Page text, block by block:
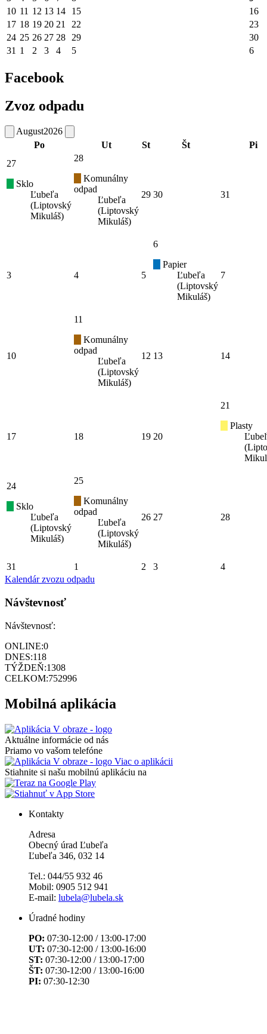
10 11 12 13 14 15
16
17 18 19 20 21 22
23
24 25 26 27 28 29
30
31 1 2 3 4 5 6
Facebook
Zvoz odpadu
August2026
Po
Ut St Št
Pi
27
Sklo
Ľubeľa
(Liptovský
Mikuláš)
28
Komunálny
odpad
Ľubeľa
(Liptovský
Mikuláš)
29 30 31
3 4 5
6
Papier
Ľubeľa
(Liptovský
Mikuláš)
7
10
11
Komunálny
odpad
Ľubeľa
(Liptovský
Mikuláš)
12 13 14
17 18 19 20
21
Plasty
24
Sklo
Ľubeľa
(Liptovský
Mikuláš)
25
Komunálny
odpad
Ľubeľa
(Liptovský
Mikuláš)
26 27 28
31 1 2 3
4
Kalendár zvozu odpadu
Návštevnosť
Návštevnosť:
ONLINE:0
DNES:118
TÝŽDEŇ:1308
CELKOM:752996
Mobilná aplikácia
Aktuálne informácie od nás
Priamo vo vašom telefóne
Viac o aplikácii
Stiahnite si našu mobilnú aplikáciu na
Kontakty
Adresa
Obecný úrad Ľubeľa
Ľubeľa 346, 032 14
Tel.: 044/55 932 46
Mobil: 0905 512 941
E-mail: lubela@lubela.sk
Úradné hodiny
PO: 07:30-12:00 / 13:00-17:00
UT: 07:30-12:00 / 13:00-16:00
ST: 07:30-12:00 / 13:00-17:00
ŠT: 07:30-12:00 / 13:00-16:00
PI: 07:30-12:30